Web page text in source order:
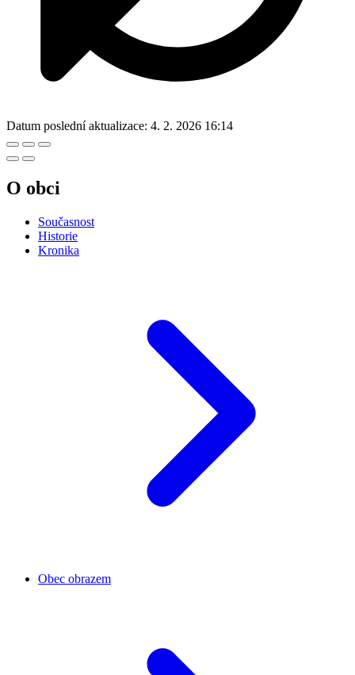
Datum poslední aktualizace: 4. 2. 2026 16:14
O obci
Současnost
Historie
Kronika
Obec obrazem